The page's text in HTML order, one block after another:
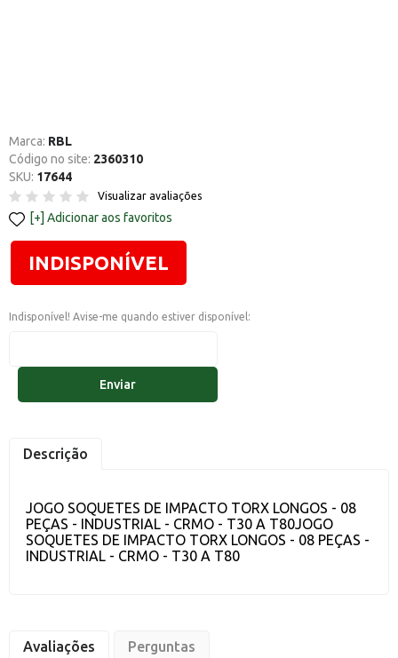
Marca: RBL
Código no site: 2360310
SKU: 17644
Visualizar avaliações
Adicionar aos favoritos
INDISPONÍVEL
Indisponível! Avise-me quando estiver disponível:
Enviar
Descrição
JOGO SOQUETES DE IMPACTO TORX LONGOS - 08
PEÇAS - INDUSTRIAL - CRMO - T30 A T80JOGO
SOQUETES DE IMPACTO TORX LONGOS - 08 PEÇAS -
INDUSTRIAL - CRMO - T30 A T80
Avaliações Perguntas